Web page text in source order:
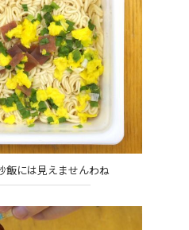
飯には見えませんわね